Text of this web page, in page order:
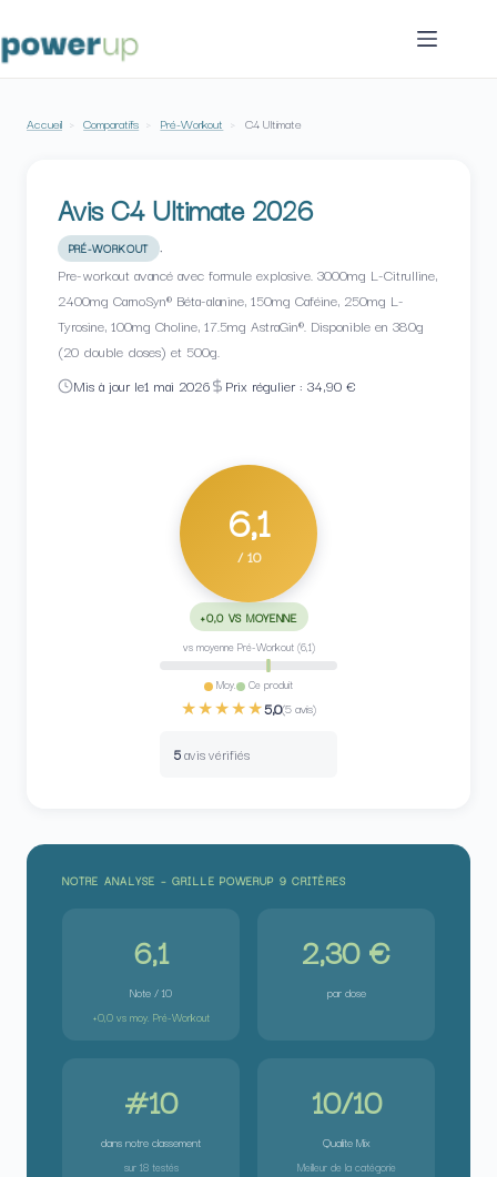
au
contenu
Accueil › Comparatifs › Pré-Workout › C4 Ultimate
Avis C4 Ultimate 2026
PRÉ-WORKOUT
·
Pre-workout avancé avec formule explosive. 3000mg L-Citrulline,
2400mg CarnoSyn® Béta-alanine, 150mg Caféine, 250mg L-
Tyrosine, 100mg Choline, 17.5mg AstraGin®. Disponible en 380g
(20 double doses) et 500g.
Mis à jour le1 mai 2026 Prix régulier : 34,90 €
6,1
/ 10
+0,0 VS MOYENNE
vs moyenne Pré-Workout (6,1)
Moy. Ce produit
★★★★★5,0(5 avis)
5avis vérifiés
NOTRE ANALYSE – GRILLE POWERUP 9 CRITÈRES
6,1
Note / 10
+0,0 vs moy. Pré-Workout
2,30 €
par dose
#10
dans notre classement
sur 18 testés
10/10
Qualite Mix
Meilleur de la catégorie